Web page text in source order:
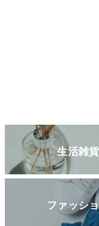
生活雑貨
ファッシ